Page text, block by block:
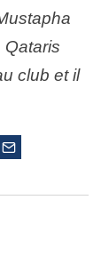
Qataris
club et il